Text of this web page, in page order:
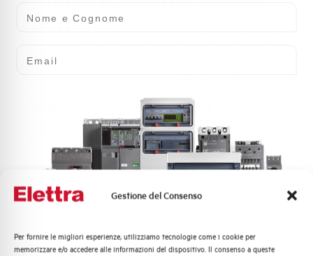
Gestione del Consenso
Per fornire le migliori esperienze, utilizziamo tecnologie come i cookie per
memorizzare e/o accedere alle informazioni del dispositivo. Il consenso a queste
controllo
progettati per adattarsi alle diverse esigenze applicative
nei circuiti elettrici. Dalle soluzioni dedicate all’avviamento
serie compatta T
dispositivo garantisce massima versatilità, semplicità di
regolazione e affidabilità operativa.
Quali argomenti ti interessano di più?